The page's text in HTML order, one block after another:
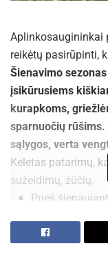
Aplinkosaugininkai
reikėtų pasirūpinti,
Šienavimo
įsikūrusiems
kurapkoms,
sparnuočių
sąlygos, verta
Keletas patarimų,
sužeidimų, žūčių.
Prieš
Pradėkite